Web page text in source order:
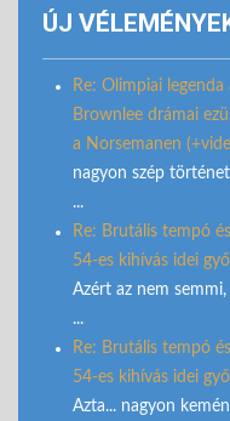
ÚJ
Re: Olimpiai
Brownlee drámai
a Norsemanen
nagyon szép
...
Re: Brutális tempó
54-es kihívás idei
Azért az nem
...
Re: Brutális tempó
54-es kihívás idei
Azta... nagyon